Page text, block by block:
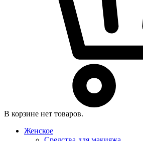
В корзине нет товаров.
Женское